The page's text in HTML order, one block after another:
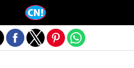
de la versión móvil